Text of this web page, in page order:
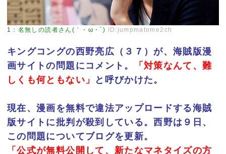
1 ： 名無しの読者さん(｀・ω・´) ID:jumpmatome2ch
キングコングの西野亮広（３７）が、海賊版漫
画サイトの問題にコメント。
「対策なんて、難
しくも何ともない」
と呼びかけた。
現在、漫画を無料で違法アップロードする海賊
版サイトに批判が殺到している。西野は９日、
この問題についてブログを更新。
「公式が無料公開して、新たなマネタイズの方